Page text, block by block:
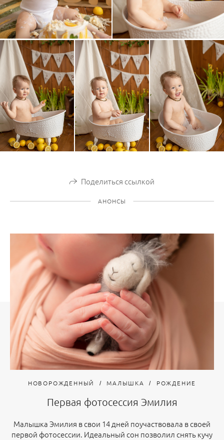
Поделиться ссылкой
АНОНСЫ
НОВОРОЖДЕННЫЙ МАЛЫШКА РОЖДЕНИЕ
Первая фотосессия Эмилия
Малышка Эмилия в свои 14 дней поучаствовала в своей
первой фотосессии. Идеальный сон позволил снять кучу